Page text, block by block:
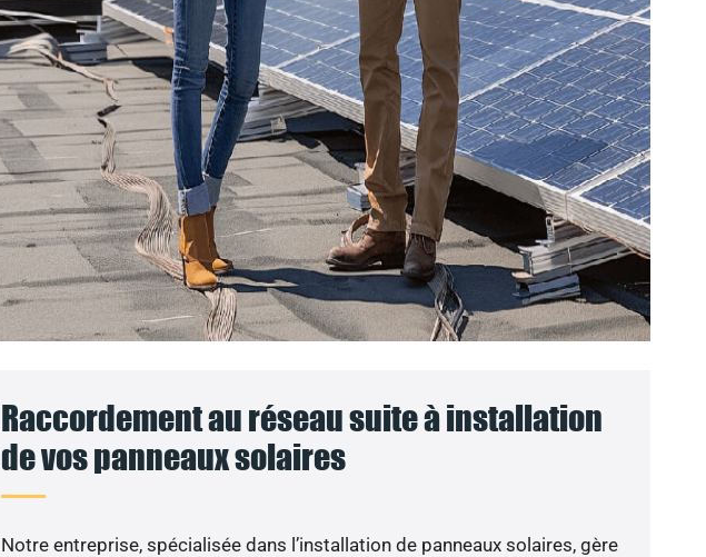
Raccordement au réseau suite à installation
de vos panneaux solaires
Notre entreprise, spécialisée dans l’installation de panneaux solaires, gère